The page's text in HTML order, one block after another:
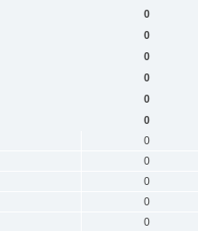
0
0
0
0
0
0
0
0
0
0
0